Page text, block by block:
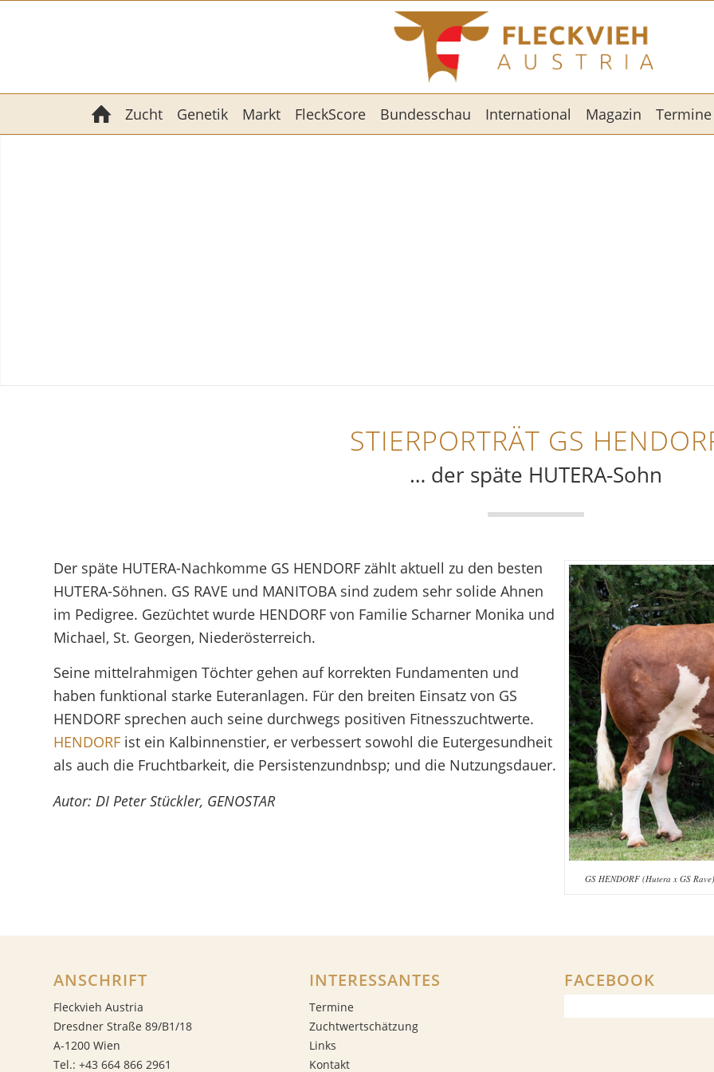
Zucht Genetik Markt FleckScore Bundesschau International Magazin Termine
STIERPORTRÄT GS
… der späte HUTERA-Sohn
GS HENDORF (Hutera x GS
Der späte HUTERA-Nachkomme GS HENDORF zählt aktuell zu den besten
HUTERA-Söhnen. GS RAVE und MANITOBA sind zudem sehr solide Ahnen
im Pedigree. Gezüchtet wurde HENDORF von Familie Scharner Monika und
Michael, St. Georgen, Niederösterreich.
Seine mittelrahmigen Töchter gehen auf korrekten Fundamenten und
haben funktional starke Euteranlagen. Für den breiten Einsatz von GS
HENDORF sprechen auch seine durchwegs positiven Fitnesszuchtwerte.
HENDORF ist ein Kalbinnenstier, er verbessert sowohl die Eutergesundheit
als auch die Fruchtbarkeit, die Persistenzundnbsp; und die Nutzungsdauer.
Autor: DI Peter Stückler, GENOSTAR
ANSCHRIFT
Fleckvieh Austria
Dresdner Straße 89/B1/18
A-1200 Wien
Tel.: +43 664 866 2961
INTERESSANTES
Termine
Zuchtwertschätzung
Links
Kontakt
FACEBOOK